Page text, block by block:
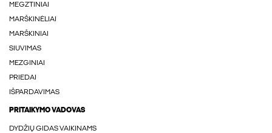
MEGZTINIAI
MARŠKINĖLIAI
MARŠKINIAI
SIUVIMAS
MEZGINIAI
PRIEDAI
IŠPARDAVIMAS
PRITAIKYMO VADOVAS
DYDŽIŲ GIDAS VAIKINAMS